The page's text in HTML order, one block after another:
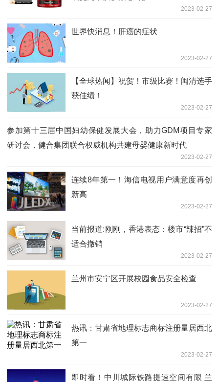
2023-02-27
世界快消息！肝癌的症状
2023-02-27
【全球热闻】祝贺！市级比赛！闽清选手
获佳绩！
2023-02-27
参加第十三届中国妇幼保健发展大会，助力GDM项目专家
研讨会，健合集团联合权威机构共建母婴健康新时代
2023-02-27
连续8年第一！海信电视用户满意度再创
新高
2023-02-27
当前报道:刚刚，香港表态：楼市“辣招”不
适合撤销
2023-02-27
兰州市安宁区开展校园食品安全检查
2023-02-27
热讯：甘肃省地理标志商标注册量居西北
第一
2023-02-27
即时看！中川城际铁路提速空间有限 兰